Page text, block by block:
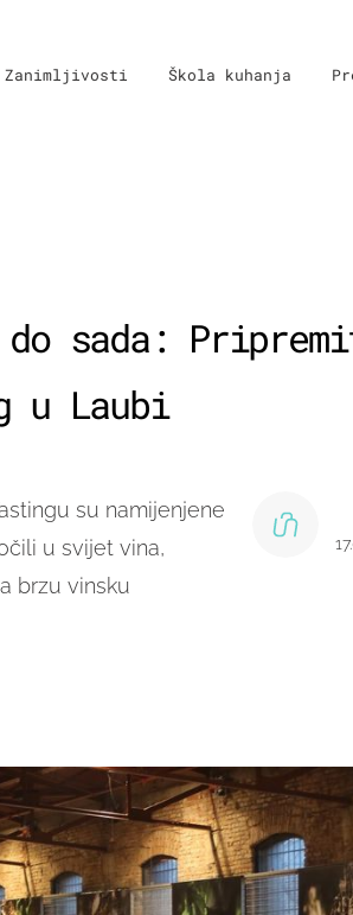
Zanimljivosti Škola kuhanja
sada:
u Laubi
su namijenjene
u svijet vina,
brzu vinsku